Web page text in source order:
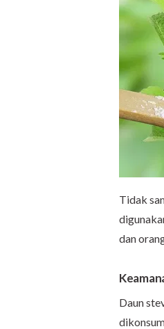
Tidak
dan
Daun